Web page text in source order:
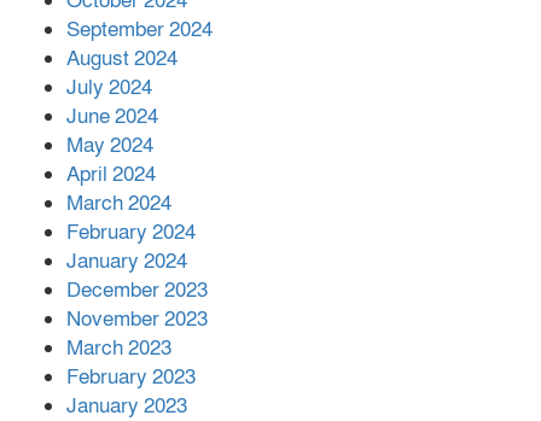
সহায়তা দিলেন সাচিং প্রু জেরী
September 2024
August 2024
July 2024
June 2024
May 2024
April 2024
March 2024
February 2024
January 2024
December 2023
November 2023
March 2023
February 2023
January 2023